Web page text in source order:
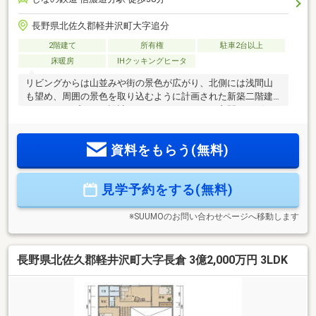
長野県北佐久郡軽井沢町大字追分
2階建て 所有権
駐車2台以上
床暖房
IHクッキングヒータ
リビングからは山並みや街の景色が広がり、北側には浅間山
も望め、周囲の景色を取り込むように計画された新築二階建
の抜けや広がりを感じられます。 薪ストーブや床暖房を備
え、軽井沢の冬も暖かく快適。別荘、二拠点、定住（移住）
資料をもらう(無料)
見学予約をする(無料)
※SUUMOのお問い合わせページへ移動します
長野県北佐久郡軽井沢町大字長倉 3億2,000万円 3LDK